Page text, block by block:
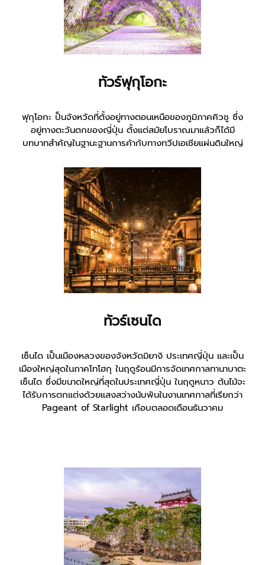
ทัวร์ฟุกุโอกะ
ฟุกุโอกะ ป็นจังหวัดที่ตั้งอยู่ทางตอนเหนือของภูมิภาคคิวชู ซึ่ง
อยู่ทางตะวันตกของญี่ปุ่น ตั้งแต่สมัยโบราณมาแล้วก็ได้มี
บทบาทสำคัญในฐานะฐานการค้ากับทางทวีปเอเชียแผ่นดินใหญ่
ทัวร์เซนได
เซ็นได เป็นเมืองหลวงของจังหวัดมิยางิ ประเทศญี่ปุ่น และเป็น
เมืองใหญ่สุดในภาคโทโฮกุ ในฤดูร้อนมีการจัดเทศกาลทานาบาตะ
เซ็นได ซึ่งมีขนาดใหญ่ที่สุดในประเทศญี่ปุ่น ในฤดูหนาว ต้นไม้จะ
ได้รับการตกแต่งด้วยแสงสว่างนับพันในงานเทศกาลที่เรียกว่า
Pageant of Starlight เกือบตลอดเดือนธันวาคม